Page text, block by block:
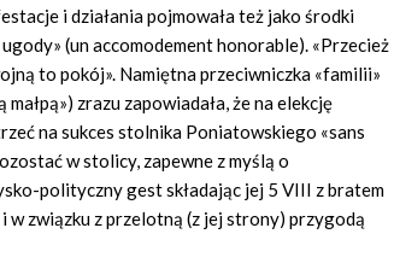
i działania pojmowała też jako środki
(un accomodement honorable). «Przecież
to pokój». Namiętna przeciwniczka «familii»
zrazu zapowiadała, że na elekcję
na sukces stolnika Poniatowskiego «sans
w stolicy, zapewne z myślą o
polityczny gest składając jej 5 VIII z bratem
w związku z przelotną (z jej strony) przygodą